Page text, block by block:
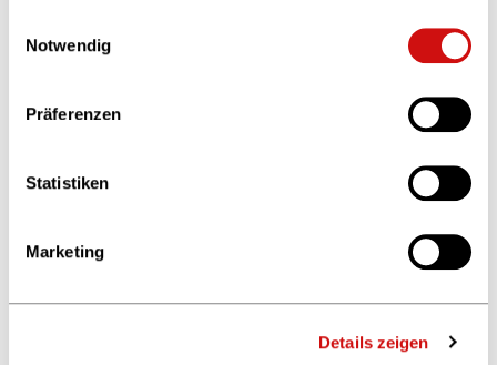
Weitere Informationen finden Sie in unserer
Notwendig
Präferenzen
Statistiken
Marketing
Details zeigen